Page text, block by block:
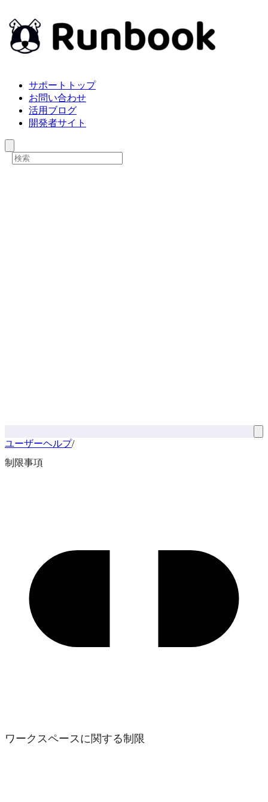
サポートトップ
お問い合わせ
活用ブログ
開発者サイト
ユーザーヘルプ/
制限事項
ワークスペースに関する制限